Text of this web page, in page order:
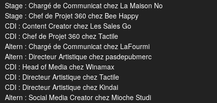
Stage : Chargé de Communicat chez La Maison No
Stage : Chef de Projet 360 chez Bee Happy
CDI : Content Creator chez Les Sales Go
CDI : Chef de Projet 360 chez Tactile
Altern : Chargé de Communicat chez LaFourmi
Altern : Directeur Artistique chez pasdepubmerc
CDI : Head of Media chez Winamax
CDI : Directeur Artistique chez Tactile
CDI : Directeur Artistique chez Kindai
Altern : Social Media Creator chez Mioche Studi